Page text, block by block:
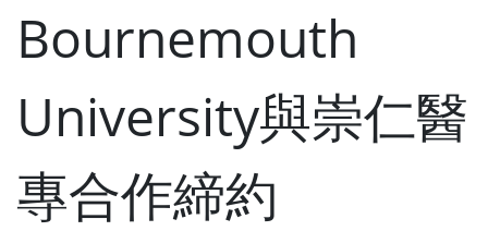
Bournemouth
University與崇仁醫
專合作締約